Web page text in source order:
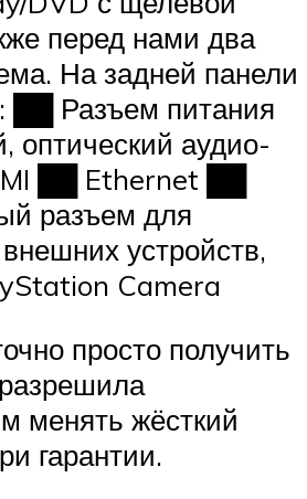
перед нами два
На задней панели
██ Разъем питания
оптический аудио-
██ Ethernet ██
разъем для
устройств,
Camera
просто получить
менять жёсткий
гарантии.